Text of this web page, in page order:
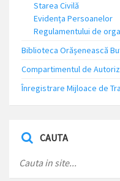
Starea Civilă
Evidența Persoanelor
Regulamentului de
Biblioteca Orășenească
Compartimentul de
Înregistrare Mijloace de
CAUTA